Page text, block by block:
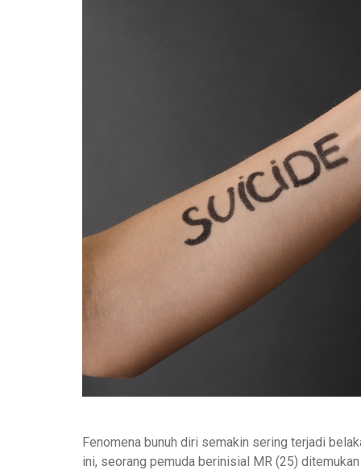
Fenomena bunuh diri semakin sering terjadi
ini, seorang pemuda berinisial MR (25)